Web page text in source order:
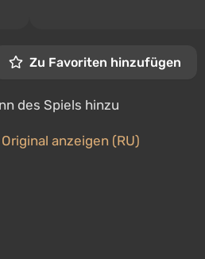
Zu Favoriten hinzufügen
des Spiels hinzu
Original anzeigen (RU)